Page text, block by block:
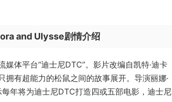
and Ulysse剧情介绍
体平台“迪士尼DTC”。影片改编自凯特·迪卡
有超能力的松鼠之间的故事展开。导演丽娜·
年将为迪士尼DTC打造四或五部电影，迪士尼